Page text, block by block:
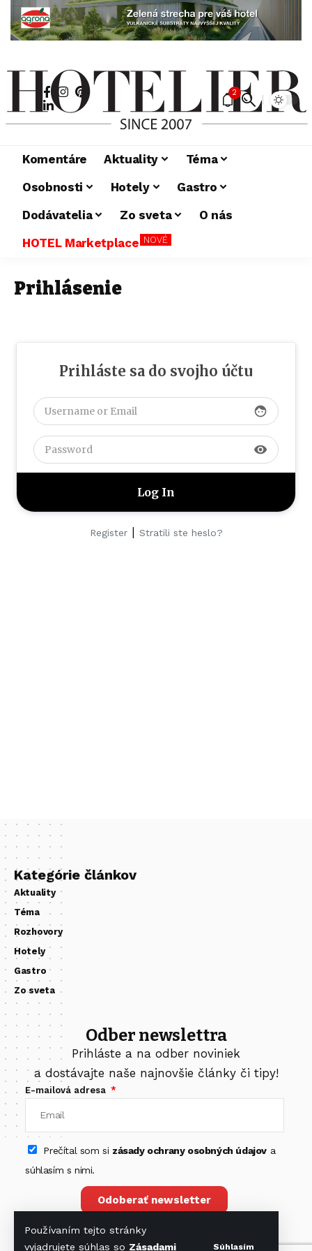
Používaním tejto stránky
vyjadrujete súhlas so Zásadami Súhlasím
2
Komentáre Aktuality
Téma
Osobnosti
Hotely
Gastro
Dodávatelia
Zo sveta
O nás
HOTEL Marketplace NOVÉ
Prihlásenie
Prihláste sa do svojho účtu
face
visibility
Register| Stratili ste heslo?
Kategórie článkov
Aktuality
Téma
Rozhovory
Hotely
Gastro
Zo sveta
Odber newslettra
Prihláste a na odber noviniek
a dostávajte naše najnovšie články či tipy!
E-mailová adresa
Prečítal som si zásady ochrany osobných údajova
súhlasím s nimi.
Odoberať newsletter